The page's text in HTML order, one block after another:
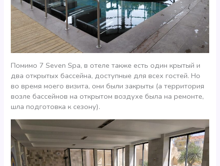
Помимо 7 Seven Spa, в отеле также есть один крытый и
два открытых бассейна, доступные для всех гостей. Но
во время моего визита, они были закрыты (а территория
возле бассейнов на открытом воздухе была на ремонте,
шла подготовка к сезону).